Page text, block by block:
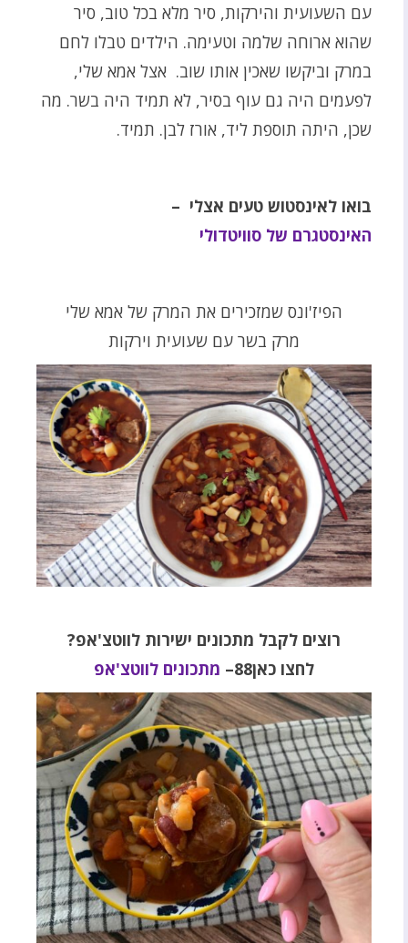
עם השעועית והירקות, סיר מלא בכל טוב, סיר
שהוא ארוחה שלמה וטעימה. הילדים טבלו לחם
במרק וביקשו שאכין אותו שוב. אצל אמא שלי,
לפעמים היה גם עוף בסיר, לא תמיד היה בשר. מה
שכן, היתה תוספת ליד, אורז לבן. תמיד.
בואו לאינסטוש טעים אצלי –
האינסטגרם של סוויטדולי
הפיז'ונס שמזכירים את המרק של אמא שלי
מרק בשר עם שעועית וירקות
רוצים לקבל מתכונים ישירות לווטצ'אפ?
לחצו כאן88–
מתכונים לווטצ'אפ